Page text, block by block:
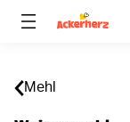
Mehl